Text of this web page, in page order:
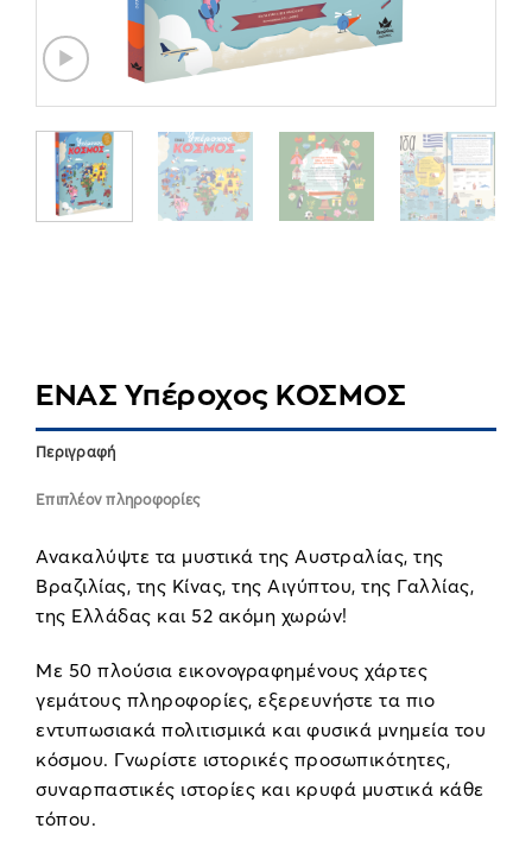
ΕΝΑΣ Υπέροχος ΚΟΣΜΟΣ
Περιγραφή
Επιπλέον πληροφορίες
Ανακαλύψτε τα μυστικά της Αυστραλίας, της
Βραζιλίας, της Κίνας, της Αιγύπτου, της Γαλλίας,
της Ελλάδας και 52 ακόμη χωρών!
Με 50 πλούσια εικονογραφημένους χάρτες
γεμάτους πληροφορίες, εξερευνήστε τα πιο
εντυπωσιακά πολιτισμικά και φυσικά μνημεία του
κόσμου. Γνωρίστε ιστορικές προσωπικότητες,
συναρπαστικές ιστορίες και κρυφά μυστικά κάθε
τόπου.